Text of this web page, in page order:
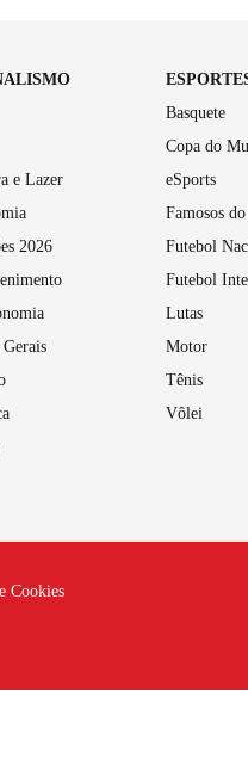
e Lazer
2026
Basquete
Copa do
eSports
Famosos
Futebol
Futebol
Lutas
Motor
Tênis
Vôlei
Cookies